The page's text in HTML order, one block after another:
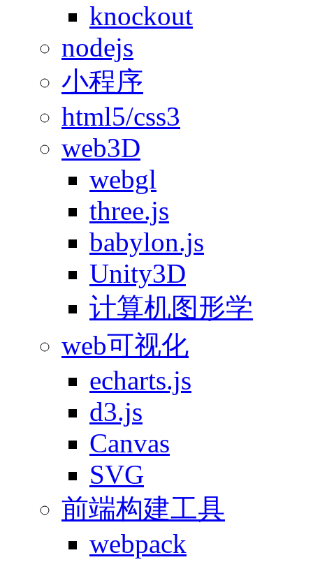
knockout
nodejs
小程序
html5/css3
web3D
webgl
three.js
babylon.js
Unity3D
计算机图形学
web可视化
echarts.js
d3.js
Canvas
SVG
前端构建工具
webpack